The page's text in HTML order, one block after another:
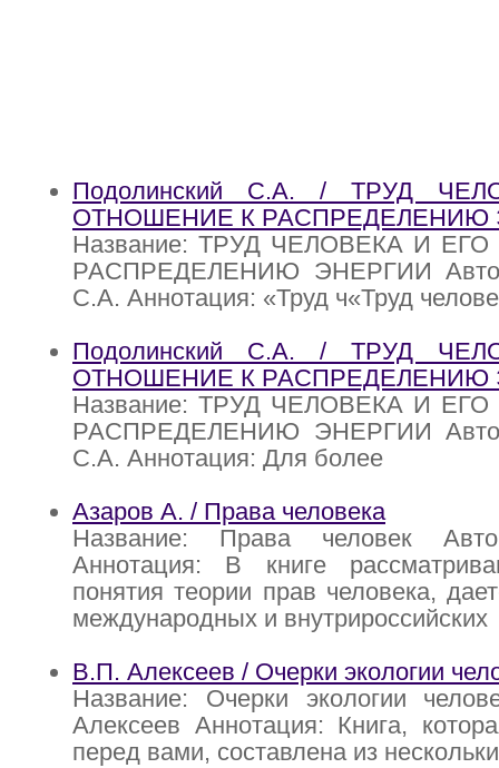
Подолинский С.А. / ТРУД
ОТНОШЕНИЕ К РАСПРЕДЕЛЕНИЮ
Название: ТРУД ЧЕЛОВЕКА И
РАСПРЕДЕЛЕНИЮ ЭНЕРГИИ
С.А. Аннотация: «Труд ч«Труд
Подолинский С.А. / ТРУД
ОТНОШЕНИЕ К РАСПРЕДЕЛЕНИЮ
Название: ТРУД ЧЕЛОВЕКА И
РАСПРЕДЕЛЕНИЮ ЭНЕРГИИ
С.А. Аннотация: Для более
Азаров А. / Права человека
Название: Права человек
Аннотация: В книге
понятия теории прав человека,
международных и внутрироссийских
В.П. Алексеев / Очерки экологии
Название: Очерки экологии
Алексеев Аннотация: Книга,
перед вами, составлена из